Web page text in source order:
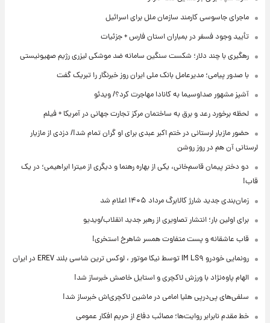
ماجرای جاسوسی کارمند سازمان ملل برای اسرائیل
تأیید وجود فسفر در بمباران استان فارس + جزئیات
رهگیری با چند دلار؛ شکست سنگین سامانه ضد موشکی لیزری رژیم صهیونیستی
با صدور پیامی؛ مدیرعامل بانک ملی ایران روز خبرنگار را تبریک گفت
آشپز مشهور صداوسیما به کانادا مهاجرت کرد؟/ ویدئو
لحظه برخورد رعد و برق به ساختمان مرکز تجارت جهانی در آمریکا + فیلم
حضور مازیار لرستانی در ختم اکبر عبدی برای او گران تمام شد!/ دزدی از مازیار
لرستانی آن هم در روز روشن
دو دختر پیمان قاسم‌خانی، یکی از بهاره رهنما و دیگری از میترا ابراهیمی؛ در یک
قاب!
زمان‌بندی جدید شارژ کالابرگ مرداد ۱۴۰۵ اعلام شد
برای اولین بار؛ انتشار تصاویری از رهبر جدید انقلاب/ویدیو
قاب عاشقانه و پست متفاوت همسر شاهرخ استخری!
رونمایی خودرو IM LS۹ توسط نیکا موتور ، لوکس ترین شاسی بلند EREV در ایران
الهام پاوه‌نژاد با ورزش لاکچری و استایل خاصش خبرساز شد!
سلفی‌های پی‌درپی هلیا امامی در ماشین لاکچری‌اش خبرساز شد!
خط مقدم نابرابر روایت‌ها؛ مصائب دفاع از حریم افکار عمومی